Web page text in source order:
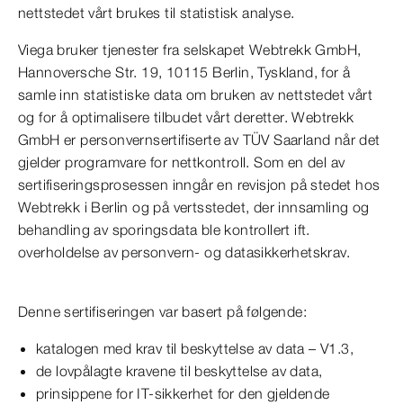
nettstedet vårt brukes til statistisk analyse.
Viega bruker tjenester fra selskapet Webtrekk GmbH,
Hannoversche Str. 19, 10115 Berlin, Tyskland, for å
samle inn statistiske data om bruken av nettstedet vårt
og for å optimalisere tilbudet vårt deretter. Webtrekk
GmbH er personvernsertifiserte av TÜV Saarland når det
gjelder programvare for nettkontroll. Som en del av
sertifiseringsprosessen inngår en revisjon på stedet hos
Webtrekk i Berlin og på vertsstedet, der innsamling og
behandling av sporingsdata ble kontrollert ift.
overholdelse av personvern- og datasikkerhetskrav.
Denne sertifiseringen var basert på følgende:
katalogen med krav til beskyttelse av data – V1.3,
de lovpålagte kravene til beskyttelse av data,
prinsippene for IT-sikkerhet for den gjeldende